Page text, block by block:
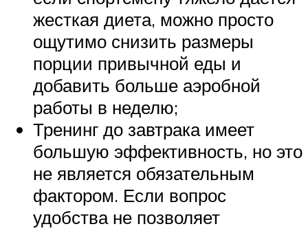
жесткая диета, можно просто
ощутимо снизить размеры
порции привычной еды и
добавить больше аэробной
работы в неделю;
Тренинг до завтрака имеет
большую эффективность, но это
не является обязательным
фактором. Если вопрос
удобства не позволяет